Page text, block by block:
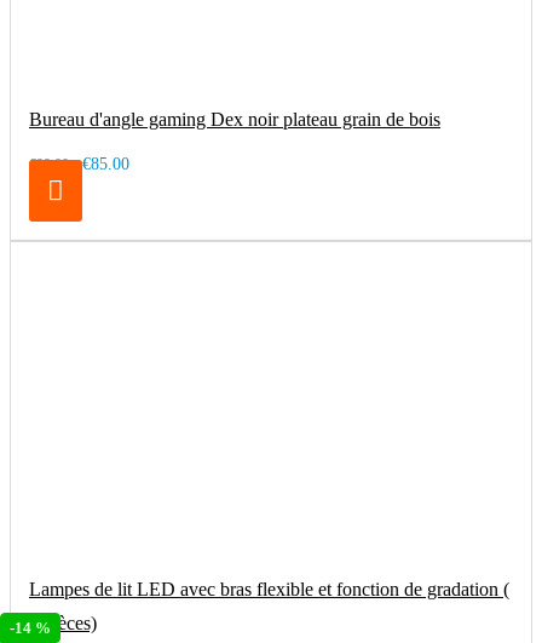
-14 %
Bureau d'angle gaming Dex noir plateau grain de bois
€99.00 €85.00
Lampes de lit LED avec bras flexible et fonction de gradation (
2 pièces)